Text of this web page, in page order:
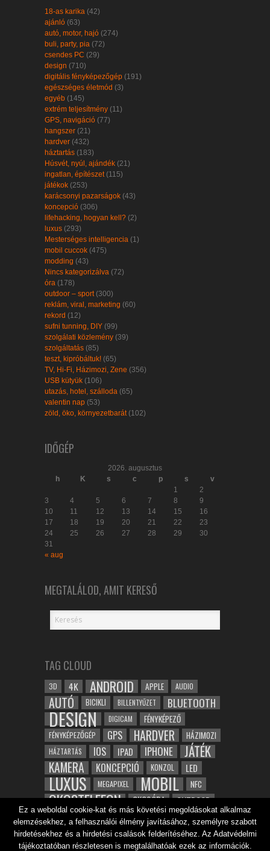
18-as karika (42)
ajánló (63)
autó, motor, hajó (274)
buli, party, pia (72)
csendes PC (29)
design (710)
digitális fényképezőgép (191)
egészséges életmód (3)
egyéb (145)
extrém teljesítmény (11)
GPS, navigáció (77)
hangszer (21)
hardver (432)
háztartás (183)
Húsvét, nyúl, ajándék (21)
ingatlan, építészet (115)
játékok (253)
karácsonyi pazarságok (43)
koncepció (306)
lifehacking, hogyan kell? (2)
luxus (293)
Mesterséges intelligencia (1)
mobil cuccok (475)
modding (43)
Nincs kategorizálva (72)
óra (178)
outdoor – sport (300)
reklám, viral, marketing (60)
rekord (12)
sufni tunning, DIY (99)
szolgálati közlemény (39)
szolgáltatás (85)
teszt, kipróbáltuk! (65)
TV, Hi-Fi, Házimozi, Zene (356)
USB kütyük (106)
utazás, hotel, szálloda (65)
valentin nap (53)
zöld, öko, környezetbarát (102)
IDŐGÉP
2026. augusztus
h
K s c p s
v
1
2
3
4 5 6 7 8
9
10
11 12 13 14 15
16
17
18 19 20 21 22
23
24
25 26 27 28 29
30
31
« aug
MEGTALÁLOD, AMIT KERESŐ
TAG CLOUD
3D 4K ANDROID APPLE AUDIO
AUTÓ BICIKLI BILLENTYŰZET BLUETOOTH
DESIGN DIGICAM FÉNYKÉPEZŐ
FÉNYKÉPEZŐGÉP GPS HARDVER HÁZIMOZI
HÁZTARTÁS IOS IPAD IPHONE JÁTÉK
KAMERA KONCEPCIÓ KONZOL LED
LUXUS MEGAPIXEL MOBIL NFC
OKOSTELEFON OKOSÓRA OUTDOOR
ROBOT SAMSUNG SPORT TABLET
TESZT VIDEÓ VÍZÁLLÓ WIFI ZENE ZÖLD
Ez a weboldal cookie-kat és más követési megoldásokat alkalmaz
elemzésekhez, a felhasználói élmény javításához, személyre szabott
hirdetésekhez és a hirdetési csalások felderítéséhez. Az Adatvédelmi
tájékoztatóban részletesen is megtalálhatóak ezek az információk.